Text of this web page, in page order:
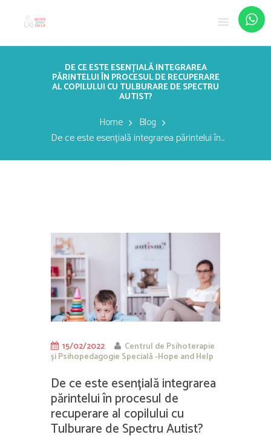
DE CE ESTE ESENȚIALĂ INTEGRAREA
PĂRINTELUI ÎN PROCESUL DE RECUPERARE
AL COPILULUI CU TULBURARE DE SPECTRU
AUTIST?
Home
Blog
De ce este esențială integrarea părintelui în...
15/02/2022 Centrul de Psihoterapie
și Psihopedagogie Specială -Hope and Help
De ce este esențială integrarea
părintelui în procesul de
recuperare al copilului cu
Tulburare de Spectru Autist?